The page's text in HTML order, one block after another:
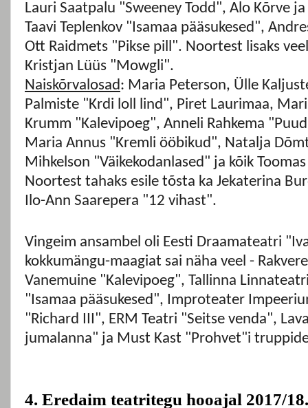
Lauri Saatpalu "Sweeney Todd", Alo Kõrve
Taavi Teplenkov "Isamaa pääsukesed",
Ott Raidmets "Pikse pill". Noortest lisaks
Kristjan Lüüs "Mowgli".
Naiskõrvalosad: Maria Peterson, Ülle
Palmiste "Krdi loll lind", Piret Laurimaa,
Krumm "Kalevipoeg", Anneli Rahkema
Maria Annus "Kremli ööbikud", Natalja
Mihkelson "Väikekodanlased" ja kõik
Noortest tahaks esile tõsta ka Jekaterina
Ilo-Ann Saarepera "12 vihast".
Vingeim ansambel oli Eesti Draamateatri
kokkumängu-maagiat sai näha veel -
Vanemuine "Kalevipoeg", Tallinna
"Isamaa pääsukesed", Improteater
"Richard III", ERM Teatri "Seitse venda",
jumalanna" ja Must Kast "Prohvet"i
4. Eredaim teatritegu hooajal 2017/18.